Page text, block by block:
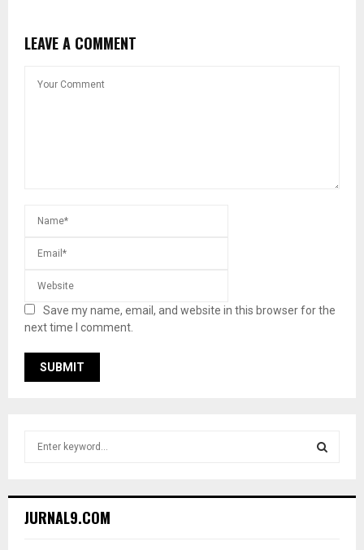
LEAVE A COMMENT
Save my name, email, and website in this browser for the
next time I comment.
h
JURNAL9.COM